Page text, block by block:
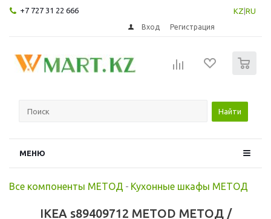
+7 727 31 22 666 KZ RU
Вход Регистрация
Найти
МЕНЮ
Все компоненты МЕТОД - Кухонные шкафы МЕТОД
IKEA s89409712 METOD МЕТОД /